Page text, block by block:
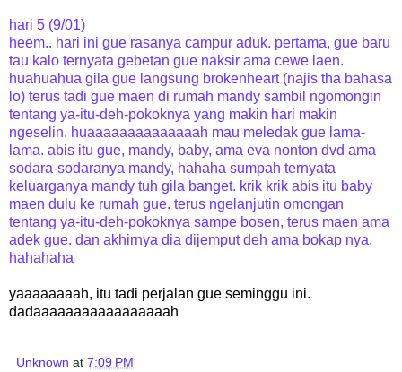
hari 5 (9/01)
heem.. hari ini gue rasanya campur aduk. pertama, gue baru
tau kalo ternyata gebetan gue naksir ama cewe laen.
huahuahua gila gue langsung brokenheart (najis tha bahasa
lo) terus tadi gue maen di rumah mandy sambil ngomongin
tentang ya-itu-deh-pokoknya yang makin hari makin
ngeselin. huaaaaaaaaaaaaaah mau meledak gue lama-
lama. abis itu gue, mandy, baby, ama eva nonton dvd ama
sodara-sodaranya mandy, hahaha sumpah ternyata
keluarganya mandy tuh gila banget. krik krik abis itu baby
maen dulu ke rumah gue. terus ngelanjutin omongan
tentang ya-itu-deh-pokoknya sampe bosen, terus maen ama
adek gue. dan akhirnya dia dijemput deh ama bokap nya.
hahahaha
yaaaaaaaah, itu tadi perjalan gue seminggu ini.
dadaaaaaaaaaaaaaaaaah
Unknown at 7:09 PM